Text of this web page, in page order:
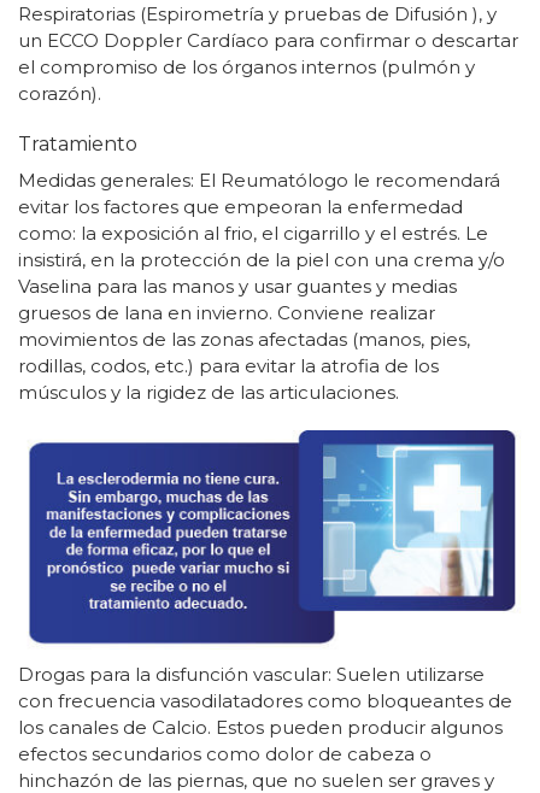
Respiratorias (Espirometría y pruebas de Difusión ), y
un ECCO Doppler Cardíaco para confirmar o descartar
el compromiso de los órganos internos (pulmón y
corazón).
Tratamiento
Medidas generales: El Reumatólogo le recomendará
evitar los factores que empeoran la enfermedad
como: la exposición al frio, el cigarrillo y el estrés. Le
insistirá, en la protección de la piel con una crema y/o
Vaselina para las manos y usar guantes y medias
gruesos de lana en invierno. Conviene realizar
movimientos de las zonas afectadas (manos, pies,
rodillas, codos, etc.) para evitar la atrofia de los
músculos y la rigidez de las articulaciones.
Drogas para la disfunción vascular: Suelen utilizarse
con frecuencia vasodilatadores como bloqueantes de
los canales de Calcio. Estos pueden producir algunos
efectos secundarios como dolor de cabeza o
hinchazón de las piernas, que no suelen ser graves y